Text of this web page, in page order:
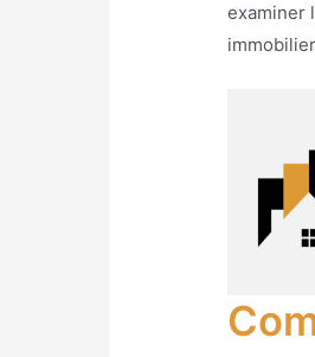
examiner